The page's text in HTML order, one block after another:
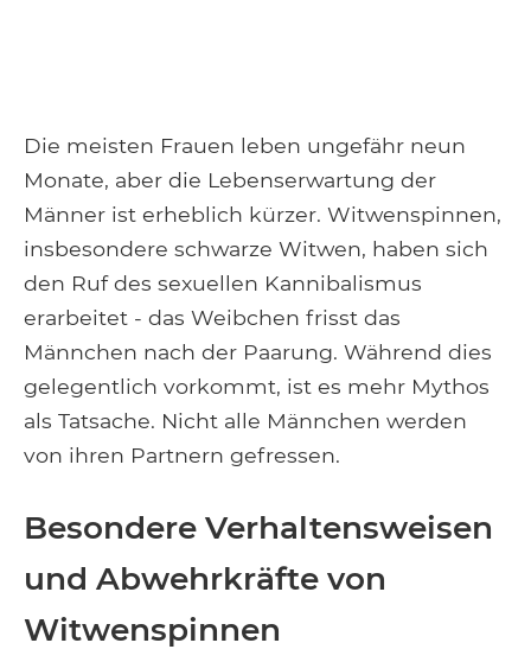
Die meisten Frauen leben ungefähr neun
Monate, aber die Lebenserwartung der
Männer ist erheblich kürzer. Witwenspinnen,
insbesondere schwarze Witwen, haben sich
den Ruf des sexuellen Kannibalismus
erarbeitet - das Weibchen frisst das
Männchen nach der Paarung. Während dies
gelegentlich vorkommt, ist es mehr Mythos
als Tatsache. Nicht alle Männchen werden
von ihren Partnern gefressen.
Besondere Verhaltensweisen
und Abwehrkräfte von
Witwenspinnen